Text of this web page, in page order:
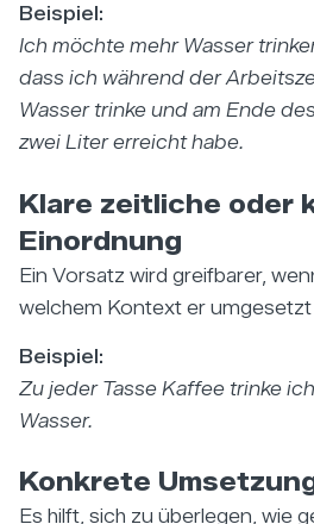
Beispiel:
Ich möchte mehr Wasser
dass ich während der
Wasser trinke und am Ende
zwei Liter erreicht habe.
Klare zeitliche oder
Einordnung
Ein Vorsatz wird greifbarer,
welchem Kontext er umgesetzt
Beispiel:
Zu jeder Tasse Kaffee trinke
Wasser.
Konkrete
Es hilft, sich zu überlegen, wie